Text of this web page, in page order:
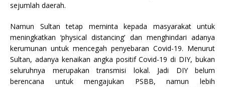
sejumlah daerah.
Namun Sultan tetap meminta kepada masyarakat untuk
meningkatkan ‘physical distancing’ dan menghindari adanya
kerumunan untuk mencegah penyebaran Covid-19. Menurut
Sultan, adanya kenaikan angka positif Covid-19 di DIY, bukan
seluruhnya merupakan transmisi lokal. Jadi DIY belum
berencana untuk mengajukan PSBB, namun lebih